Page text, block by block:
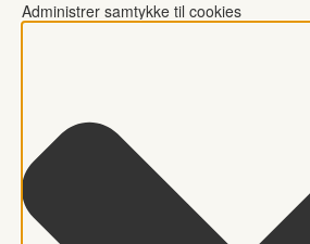
Administrer samtykke til cookies